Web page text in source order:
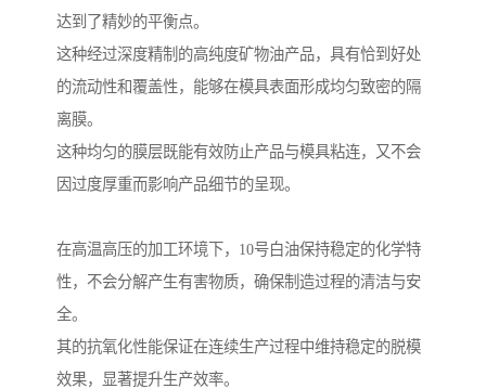
达到了精妙的平衡点。
这种经过深度精制的高纯度矿物油产品，具有恰到好处
的流动性和覆盖性，能够在模具表面形成均匀致密的隔
离膜。
这种均匀的膜层既能有效防止产品与模具粘连，又不会
因过度厚重而影响产品细节的呈现。
在高温高压的加工环境下，10号白油保持稳定的化学特
性，不会分解产生有害物质，确保制造过程的清洁与安
全。
其的抗氧化性能保证在连续生产过程中维持稳定的脱模
效果，显著提升生产效率。